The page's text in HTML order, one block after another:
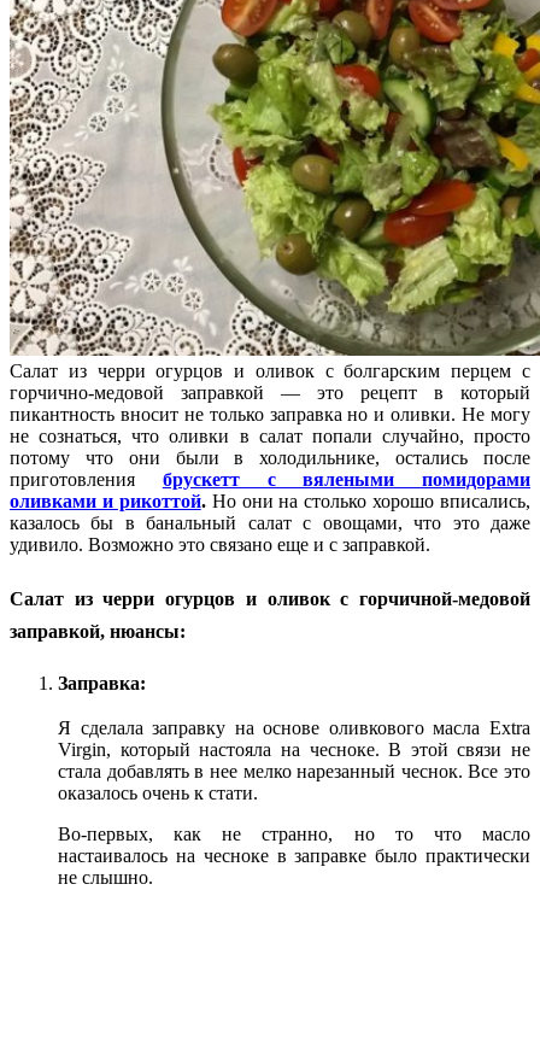
Салат из черри огурцов и оливок с болгарским перцем с
горчично-медовой заправкой — это рецепт в который
пикантность вносит не только заправка но и оливки. Не могу
не сознаться, что оливки в салат попали случайно, просто
потому что они были в холодильнике, остались после
приготовления
брускетт с вялеными помидорами
оливками и рикоттой. Но они на столько хорошо вписались,
казалось бы в банальный салат с овощами, что это даже
удивило. Возможно это связано еще и с заправкой.
Салат из черри огурцов и оливок с горчичной-медовой
заправкой, нюансы:
Заправка:
Я сделала заправку на основе оливкового масла Extra
Virgin, который настояла на чесноке. В этой связи не
стала добавлять в нее мелко нарезанный чеснок. Все это
оказалось очень к стати.
Во-первых, как не странно, но то что масло
настаивалось на чесноке в заправке было практически
не слышно.